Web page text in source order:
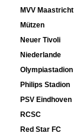
MVV Maastricht
Mützen
Neuer Tivoli
Niederlande
Olympiastadion
Philips Stadion
PSV Eindhoven
RCSC
Red Star FC